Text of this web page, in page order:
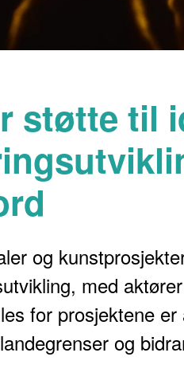
støtte til
og
med
for prosjektene er
og